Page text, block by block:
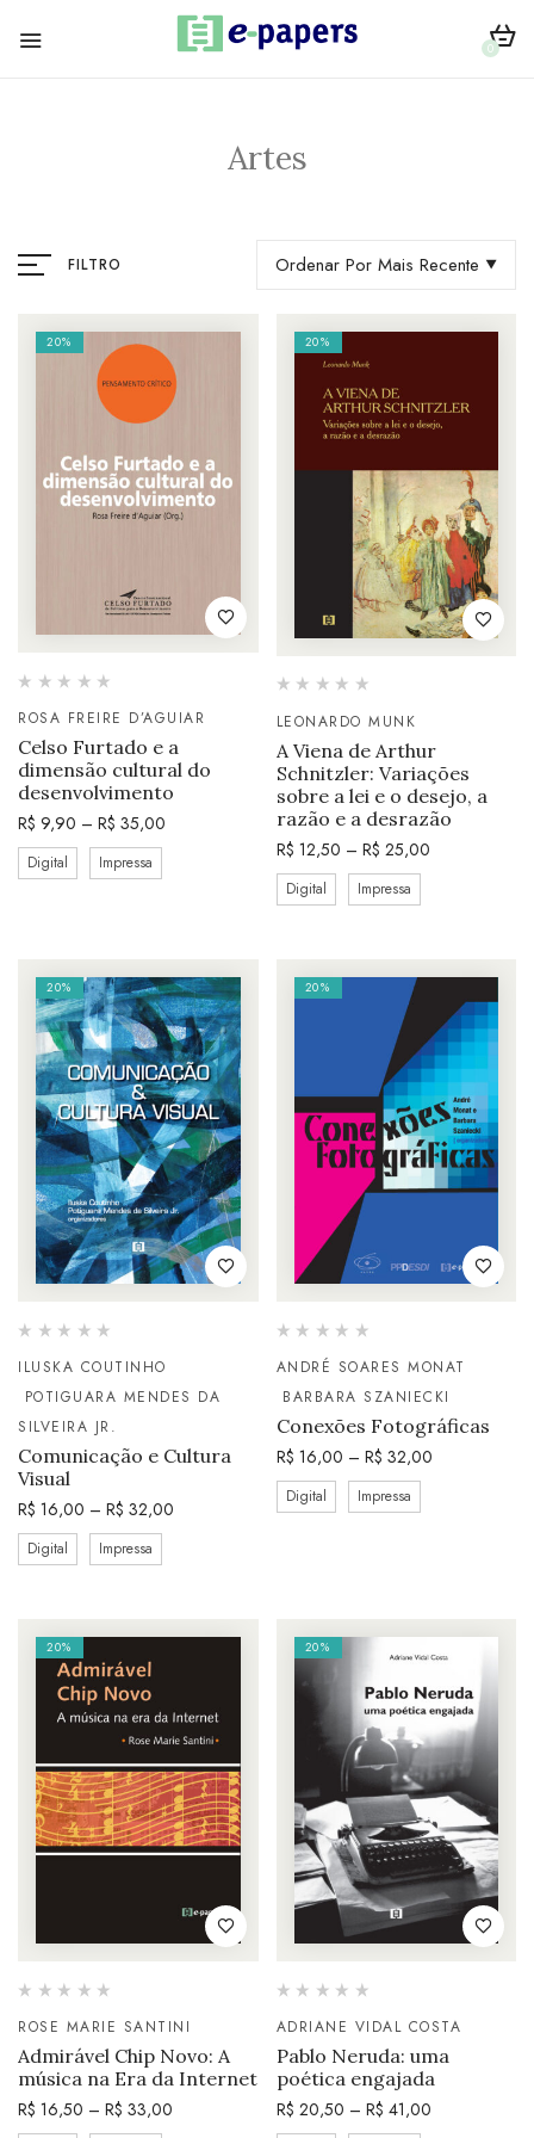
0
Artes
FILTRO Ordenar Por Mais Recente
20%
ROSA FREIRE D’AGUIAR
Celso Furtado e a
dimensão cultural do
desenvolvimento
R$ 9,90 – R$ 35,00
Digital Impressa
20%
LEONARDO MUNK
A Viena de Arthur
Schnitzler: Variações
sobre a lei e o desejo, a
razão e a desrazão
R$ 12,50 – R$ 25,00
Digital Impressa
20%
ILUSKA COUTINHO
POTIGUARA MENDES DA
SILVEIRA JR.
Comunicação e Cultura
Visual
R$ 16,00 – R$ 32,00
Digital Impressa
20%
ANDRÉ SOARES MONAT
BARBARA SZANIECKI
Conexões Fotográficas
R$ 16,00 – R$ 32,00
Digital Impressa
20%
ROSE MARIE SANTINI
Admirável Chip Novo: A
música na Era da Internet
R$ 16,50 – R$ 33,00
20%
ADRIANE VIDAL COSTA
Pablo Neruda: uma
poética engajada
R$ 20,50 – R$ 41,00